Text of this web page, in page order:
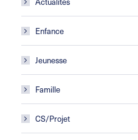
Enfance
Jeunesse
Famille
CS/Projet